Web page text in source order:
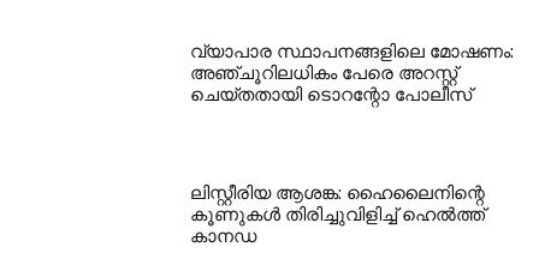
വ്യാപാര സ്ഥാപനങ്ങളിലെ മോഷണം:
അഞ്ചൂറിലധികം പേരെ അറസ്റ്റ്
ചെയ്തതായി ടൊറന്റോ പോലീസ്
ലിസ്റ്റീരിയ ആശങ്ക: ഹൈലൈനിന്റെ
കൂണുകള്‍ തിരിച്ചുവിളിച്ച് ഹെല്‍ത്ത്
കാനഡ